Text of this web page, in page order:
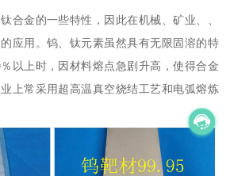
合金的一些特性，因此在机械、矿业、、
应用。钨、钛元素虽然具有无限固溶的特
以上时，因材料熔点急剧升高，使得合金
上常采用超高温真空烧结工艺和电弧熔炼